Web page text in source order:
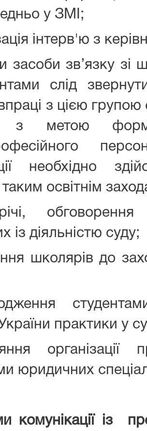
у ЗМІ;
інтерв'ю з
засоби зв’язку зі
слід
з цією
метою
необхідно
освітнім
із діяльністю суду;
школярів до
практики у
організації
юридичних
комунікації із